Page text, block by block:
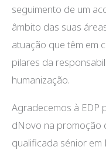
seguimento de um
âmbito das suas
atuação que têm em
pilares da
humanização.
Agradecemos à EDP
dNovo na promoção
qualificada sénior em